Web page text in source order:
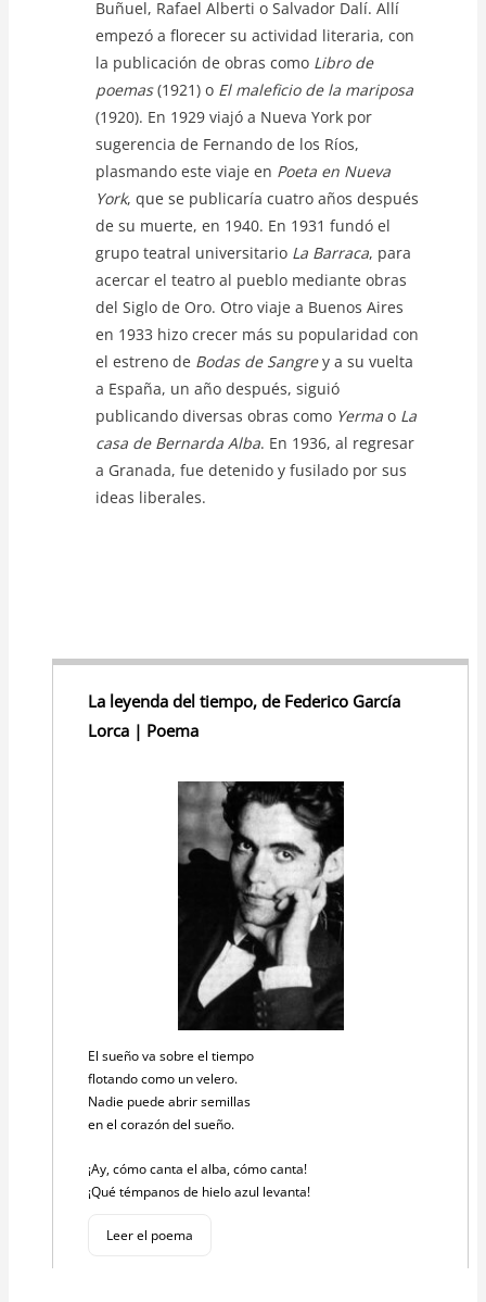
Buñuel, Rafael Alberti o Salvador Dalí. Allí
empezó a florecer su actividad literaria, con
la publicación de obras como Libro de
poemas(1921) o El maleficio de la mariposa
(1920). En 1929 viajó a Nueva York por
sugerencia de Fernando de los Ríos,
plasmando este viaje en Poeta en Nueva
York, que se publicaría cuatro años después
de su muerte, en 1940. En 1931 fundó el
grupo teatral universitario La Barraca, para
acercar el teatro al pueblo mediante obras
del Siglo de Oro. Otro viaje a Buenos Aires
en 1933 hizo crecer más su popularidad con
el estreno de Bodas de Sangrey a su vuelta
a España, un año después, siguió
publicando diversas obras como Yerma o La
casa de Bernarda Alba. En 1936, al regresar
a Granada, fue detenido y fusilado por sus
ideas liberales.
La leyenda del tiempo, de Federico García
Lorca | Poema
El sueño va sobre el tiempo
flotando como un velero.
Nadie puede abrir semillas
en el corazón del sueño.
¡Ay, cómo canta el alba, cómo canta!
¡Qué témpanos de hielo azul levanta!
Leer el poema